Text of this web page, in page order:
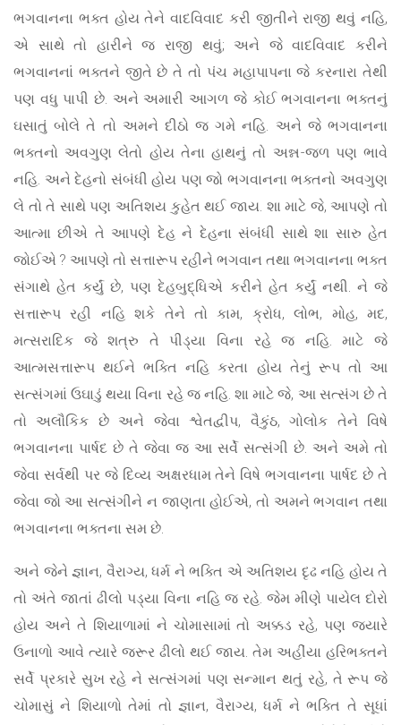
ભગવાનના ભક્ત હોય તેને વાદવિવાદ કરી જીતીને રાજી થવું નહિ,
એ સાથે તો હારીને જ રાજી થવું; અને જે વાદવિવાદ કરીને
ભગવાનનાં ભક્તને જીતે છે તે તો પંચ મહાપાપના જે કરનારા તેથી
પણ વધુ પાપી છે. અને અમારી આગળ જે કોઈ ભગવાનના ભક્તનું
ઘસાતું બોલે તે તો અમને દીઠો જ ગમે નહિ. અને જે ભગવાનના
ભક્તનો અવગુણ લેતો હોય તેના હાથનું તો અન્ન-જળ પણ ભાવે
નહિ. અને દેહનો સંબંધી હોય પણ જો ભગવાનના ભક્તનો અવગુણ
લે તો તે સાથે પણ અતિશય કુહેત થઈ જાય. શા માટે જે, આપણે તો
આત્મા છીએ તે આપણે દેહ ને દેહના સંબંધી સાથે શા સારુ હેત
જોઈએ ? આપણે તો સત્તારૂપ રહીને ભગવાન તથા ભગવાનના ભક્ત
સંગાથે હેત કર્યું છે, પણ દેહબુદ્ધિએ કરીને હેત કર્યું નથી. ને જે
સત્તારૂપ રહી નહિ શકે તેને તો કામ, ક્રોધ, લોભ, મોહ, મદ,
મત્સરાદિક જે શત્રુ તે પીડ્યા વિના રહે જ નહિ. માટે જે
આત્મસત્તારૂપ થઈને ભક્તિ નહિ કરતા હોય તેનું રૂપ તો આ
સત્સંગમાં ઉઘાડું થયા વિના રહે જ નહિ. શા માટે જે, આ સત્સંગ છે તે
તો અલૌકિક છે અને જેવા શ્વેતદ્વીપ, વૈકુંઠ, ગોલોક તેને વિષે
ભગવાનના પાર્ષદ છે તે જેવા જ આ સર્વે સત્સંગી છે. અને અમે તો
જેવા સર્વથી પર જે દિવ્ય અક્ષરધામ તેને વિષે ભગવાનના પાર્ષદ છે તે
જેવા જો આ સત્સંગીને ન જાણતા હોઈએ, તો અમને ભગવાન તથા
ભગવાનના ભક્તના સમ છે.
અને જેને જ્ઞાન, વૈરાગ્ય, ધર્મ ને ભક્તિ એ અતિશય દૃઢ નહિ હોય તે
તો અંતે જાતાં ઢીલો પડ્યા વિના નહિ જ રહે. જેમ મીણે પાયેલ દોરો
હોય અને તે શિયાળામાં ને ચોમાસામાં તો અક્કડ રહે, પણ જ્યારે
ઉનાળો આવે ત્યારે જરૂર ઢીલો થઈ જાય. તેમ અહીંયા હરિભક્તને
સર્વે પ્રકારે સુખ રહે ને સત્સંગમાં પણ સન્માન થતું રહે, તે રૂપ જે
ચોમાસું ને શિયાળો તેમાં તો જ્ઞાન, વૈરાગ્ય, ધર્મ ને ભક્તિ તે સૂધાં